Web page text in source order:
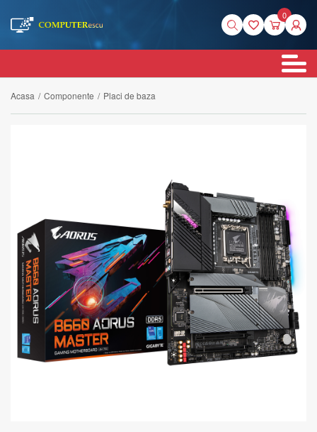
0
Acasa / Componente / Placi de baza